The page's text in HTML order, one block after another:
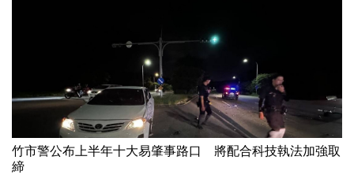
竹市警公布上半年十大易肇事路口 將配合科技執法加強取
締